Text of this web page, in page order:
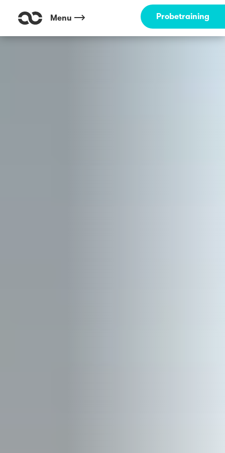
Menu Probetraining
Outdoor Fitness direkt um die Ecke: Dellbrücker Mauspfad Köln ☀️